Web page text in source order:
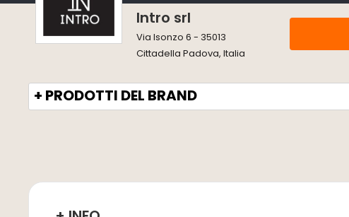
Intro srl
Via Isonzo 6 - 35013
Cittadella Padova, Italia
+ PRODOTTI DEL BRAND